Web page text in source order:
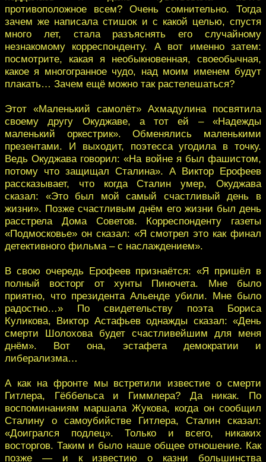
противоположное всем? Очень сомнительно. Тогда
зачем же написала стишок и с какой целью, спустя
много лет, стала разъяснять его случайному
незнакомому корреспонденту. А вот именно затем:
посмотрите, какая я необыкновенная, своеобычная,
какое я многогранное чудо, над моим именем будут
плакать… Зачем ещё можно так растелешаться?
Этот «Маленький самолёт» Ахмадулина посвятила
своему другу Окуджаве, а тот ей – «Надежды
маленький оркестрик». Обменялись маленькими
презентами. И выходит, поэтесса угодила в точку.
Ведь Окуджава говорил: «На войне я был фашистом,
потому что защищал Сталина». А Виктор Ерофеев
рассказывает, что когда Сталин умер, Окуджава
сказал: «Это был мой самый счастливый день в
жизни». Позже счастливым днём его жизни был день
расстрела Дома Советов. Корреспонденту газеты
«Подмосковье» он сказал: «Я смотрел это как финал
детективного фильма – с наслаждением».
В свою очередь Ерофеев признаётся: «Я пришёл в
полный восторг от хунты Пиночета. Мне было
приятно, что президента Альенде убили. Мне было
радостно…» По свидетельству поэта Бориса
Куликова, Виктор Астафьев однажды сказал: «День
смерти Шолохова будет счастливейшим для меня
днём». Вот она, эстафета демократии и
либерализма…
А как на фронте мы встретили известие о смерти
Гитлера, Гёббельса и Гиммлера? Да никак. По
воспоминаниям маршала Жукова, когда он сообщил
Сталину о самоубийстве Гитлера, Сталин сказал:
«Доигрался подлец». Только и всего, никаких
восторгов. Таким и было наше общее отношение. Как
позже — и к известию о казни большинства